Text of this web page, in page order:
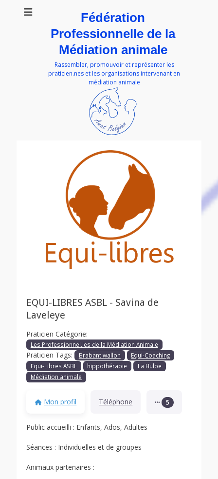
Fédération
Professionnelle de la
Médiation animale
Rassembler, promouvoir et représenter les
praticien.nes et les organisations intervenant en
médiation animale
EQUI-LIBRES ASBL - Savina de
Laveleye
Praticien Catégorie:
Les Professionnel.les de la Médiation Animale
Praticien Tags: Brabant wallon
Equi-Coaching
Equi-Libres ASBL
hippothérapie
La Hulpe
Médiation animale
Mon profil Téléphone 5
Public accueilli : Enfants, Ados, Adultes
Séances : Individuelles et de groupes
Animaux partenaires :